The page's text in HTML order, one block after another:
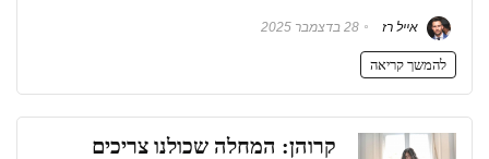
אייל רז 28 בדצמבר 2025
להמשך קריאה
קרוהן: המחלה שכולנו צריכים